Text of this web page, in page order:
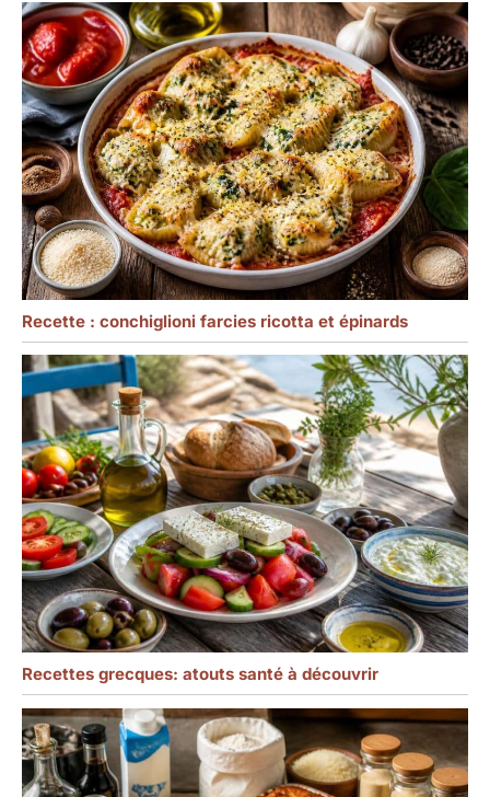
Recette : conchiglioni farcies ricotta et épinards
Recettes grecques: atouts santé à découvrir